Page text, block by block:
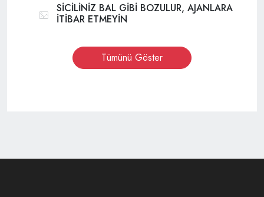
SİCİLİNİZ BAL GİBİ BOZULUR, AJANLARA
İTİBAR ETMEYİN
Tümünü Göster